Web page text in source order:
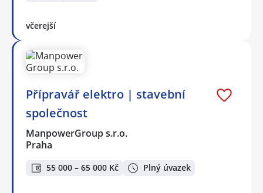
včerejší
Přípravář elektro | stavební
společnost
ManpowerGroup s.r.o.
Praha
55 000 – 65 000 Kč Plný úvazek